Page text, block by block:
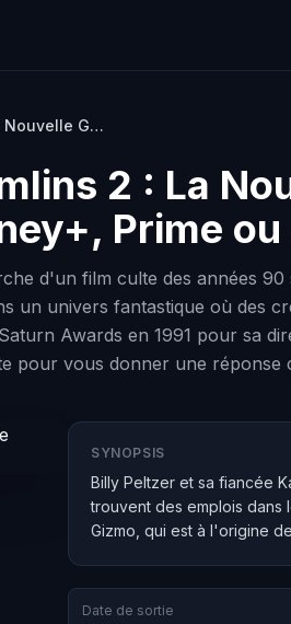
Gremlins 2 : La Nouvelle Génération
2 : La
Prime ou
d'un film culte des années
un univers fantastique où des
Awards en 1991 pour sa
pour vous donner une réponse
SYNOPSIS
Billy Peltzer et sa fiancée
trouvent des emplois dans
Gizmo, qui est à l'origine
Date de sortie